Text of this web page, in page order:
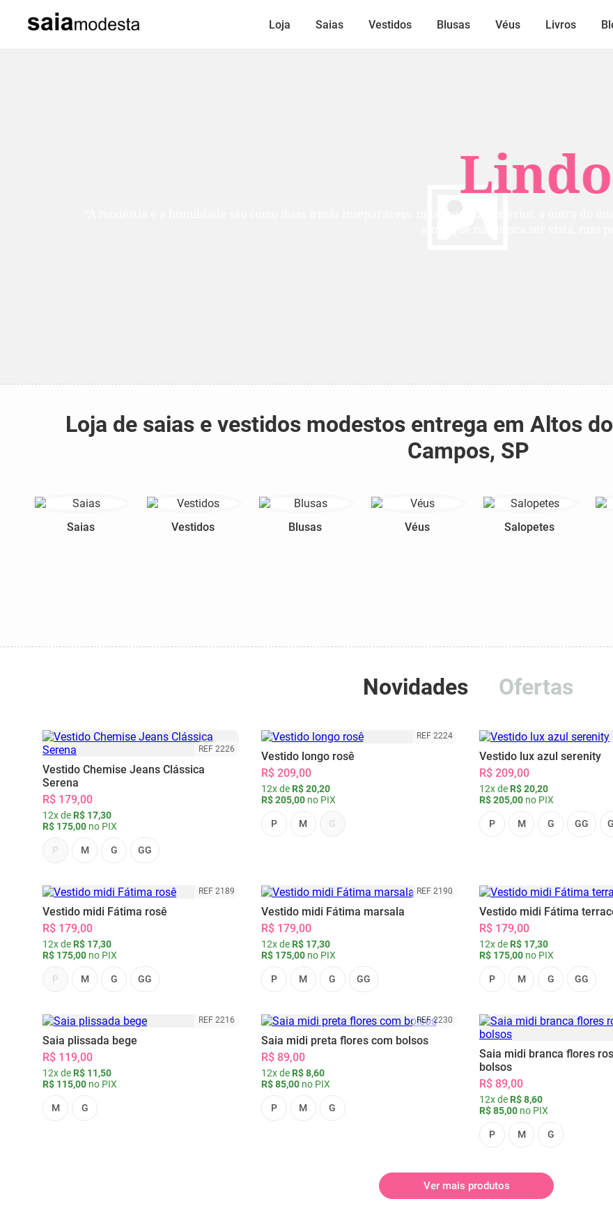
Loja Saias Vestidos Blusas Véus Livros
Loja de saias e vestidos modestos entrega em Altos
Campos, SP
Saias Vestidos Blusas Véus Salopetes
Novidades Ofertas
REF 2226
Vestido Chemise Jeans Clássica
Serena
R$ 179,00
12x de R$ 17,30
R$ 175,00 no PIX
P M G GG
REF 2224
Vestido longo rosê
R$ 209,00
12x de R$ 20,20
R$ 205,00no PIX
P M G
Vestido lux azul serenity
R$ 209,00
12x de R$ 20,20
R$ 205,00 no PIX
P M G GG
REF 2189
Vestido midi Fátima rosê
R$ 179,00
12x de R$ 17,30
R$ 175,00 no PIX
P M G GG
REF 2190
Vestido midi Fátima marsala
R$ 179,00
12x de R$ 17,30
R$ 175,00no PIX
P M G GG
Vestido midi Fátima
R$ 179,00
12x de R$ 17,30
R$ 175,00 no PIX
P M G GG
REF 2216
Saia plissada bege
R$ 119,00
12x de R$ 11,50
R$ 115,00 no PIX
M G
REF 2230
Saia midi preta flores com bolsos
R$ 89,00
12x de R$ 8,60
R$ 85,00no PIX
P M G
Saia midi branca flores
bolsos
R$ 89,00
12x de R$ 8,60
R$ 85,00 no PIX
P M G
Ver mais produtos